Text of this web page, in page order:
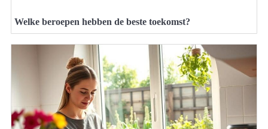
Welke beroepen hebben de beste toekomst?